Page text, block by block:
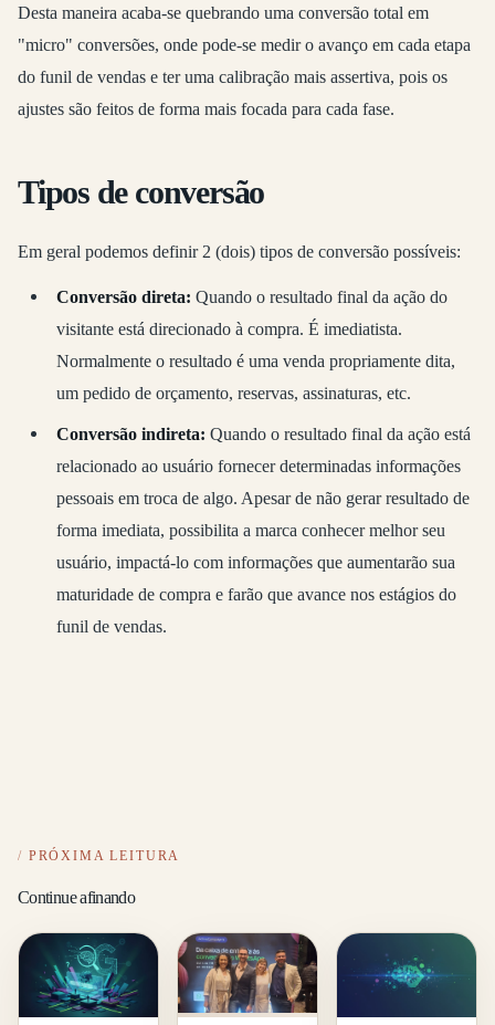
Desta maneira acaba-se quebrando uma conversão total em
"micro" conversões, onde pode-se medir o avanço em cada etapa
do funil de vendas e ter uma calibração mais assertiva, pois os
ajustes são feitos de forma mais focada para cada fase.
Tipos de conversão
Em geral podemos definir 2 (dois) tipos de conversão possíveis:
Conversão direta: Quando o resultado final da ação do
visitante está direcionado à compra. É imediatista.
Normalmente o resultado é uma venda propriamente dita,
um pedido de orçamento, reservas, assinaturas, etc.
Conversão indireta: Quando o resultado final da ação está
relacionado ao usuário fornecer determinadas informações
pessoais em troca de algo. Apesar de não gerar resultado de
forma imediata, possibilita a marca conhecer melhor seu
usuário, impactá-lo com informações que aumentarão sua
maturidade de compra e farão que avance nos estágios do
funil de vendas.
PRÓXIMA LEITURA
Continue afinando